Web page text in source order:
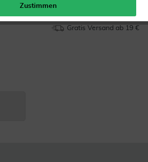
Gratis Versand ab 19 €
Zustimmen